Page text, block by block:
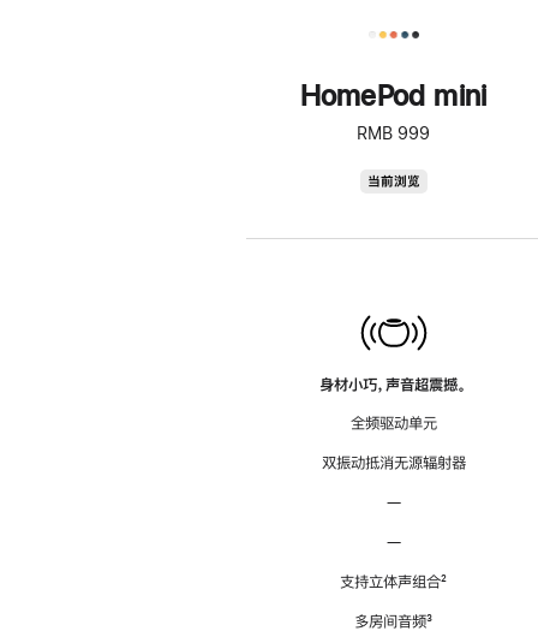
HomePod mini
RMB 999
当前浏览
身材小巧，声音超震撼。
全频驱动单元
双振动抵消无源辐射器
—
—
支持立体声组合脚
²
多房间音频脚
³